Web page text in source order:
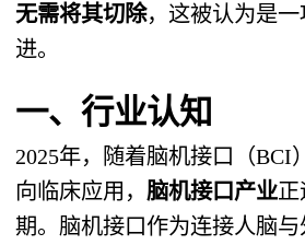
无需将其切除，这被认为是
进。
一、行业认知
2025年，随着脑机接口（BCI
向临床应用， 脑机接口产业正
期。脑机接口作为连接人脑